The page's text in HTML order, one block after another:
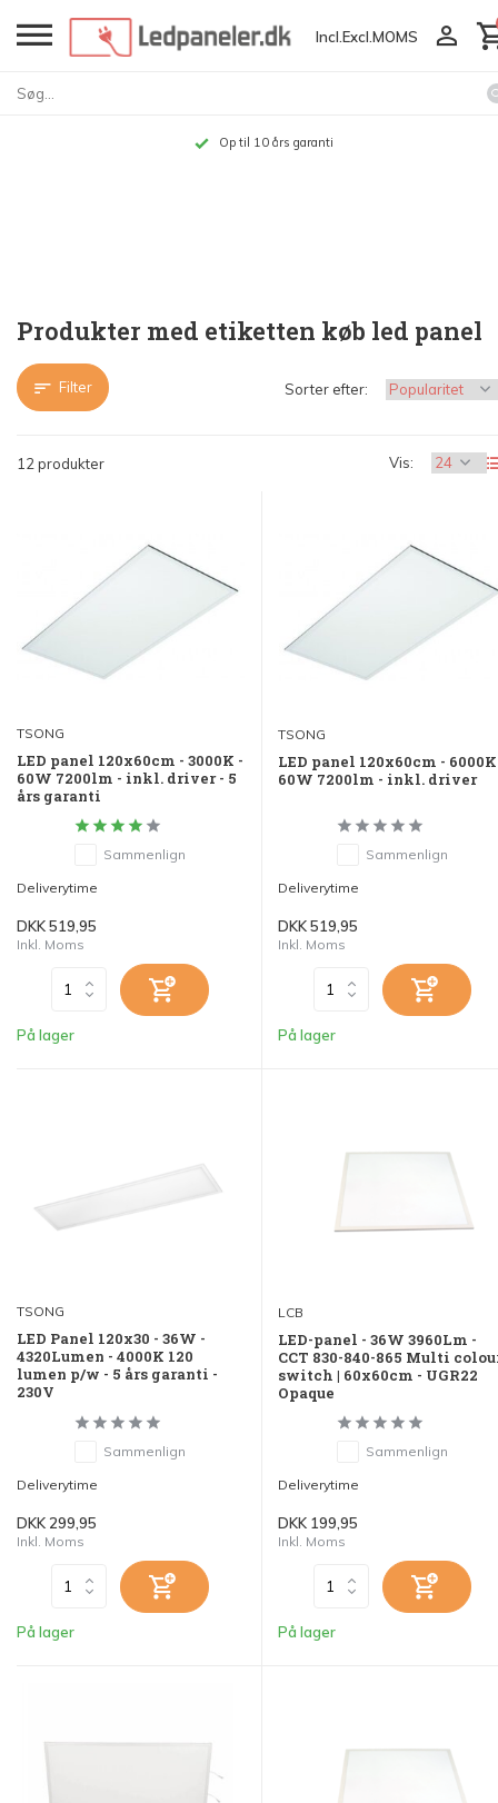
Incl. Excl. MOMS
Op til 10 års garanti
Produkter med etiketten køb led panel
Filter
12 produkter Vis:
Sorter efter:
TSONG
LED panel 120x60cm - 3000K -
60W 7200lm - inkl. driver - 5
års garanti
Sammenlign
Deliverytime
DKK 519,95
Inkl. Moms
På lager
TSONG
LED panel 120x60cm -
60W 7200lm - inkl. driver
Sammenlign
Deliverytime
DKK 519,95
Inkl. Moms
På lager
TSONG
LED Panel 120x30 - 36W -
4320Lumen - 4000K 120
lumen p/w - 5 års garanti -
230V
Sammenlign
Deliverytime
DKK 299,95
Inkl. Moms
På lager
LCB
LED-panel - 36W 3960Lm -
CCT 830-840-865 Multi
switch | 60x60cm - UGR22
Opaque
Sammenlign
Deliverytime
DKK 199,95
Inkl. Moms
På lager